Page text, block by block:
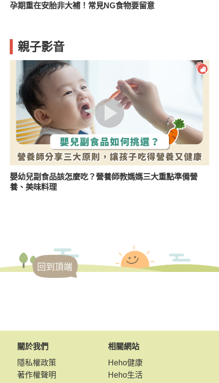
孕期重在安胎非大補！常見NG食物要留意
親子影音
嬰幼兒副食品該怎麼吃？營養師教媽媽三大重點準備營
養、美味料理
回到頂端
關於我們
隱私權政策
著作權聲明
相關網站
Heho健康
Heho生活